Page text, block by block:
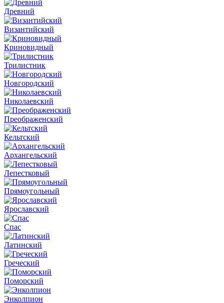
Древний
Византийский
Криновидный
Трилистник
Новгородский
Николаевский
Преображенский
Кельтский
Архангельский
Лепестковый
Прямоугольный
Ярославский
Спас
Латинский
Греческий
Поморский
Энколпион